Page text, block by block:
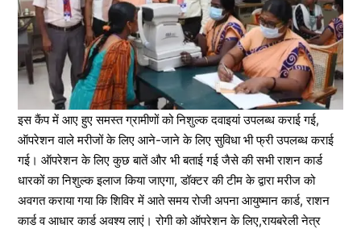
इस कैंप में आए हुए समस्त ग्रामीणों को निशुल्क दवाइयां उपलब्ध कराई गई,
ऑपरेशन वाले मरीजों के लिए आने-जाने के लिए सुविधा भी फ्री उपलब्ध कराई
गई। ऑपरेशन के लिए कुछ बातें और भी बताई गई जैसे की सभी राशन कार्ड
धारकों का निशुल्क इलाज किया जाएगा, डॉक्टर की टीम के द्वारा मरीज को
अवगत कराया गया कि शिविर में आते समय रोजी अपना आयुष्मान कार्ड, राशन
कार्ड व आधार कार्ड अवश्य लाएं। रोगी को ऑपरेशन के लिए,रायबरेली नेत्र